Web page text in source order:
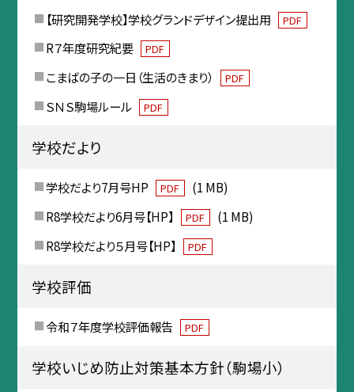
【研究開発学校】学校グランドデザイン提出用
PDF
R７年度研究紀要 PDF
こまばの子の一日（生活のきまり） PDF
ＳＮＳ駒場ルール PDF
学校だより
学校だより7月号HP PDF
(1 MB)
R8学校だより6月号【HP】
PDF
(1 MB)
R8学校だより５月号【HP】
PDF
学校評価
令和７年度学校評価報告 PDF
学校いじめ防止対策基本方針（駒場小）